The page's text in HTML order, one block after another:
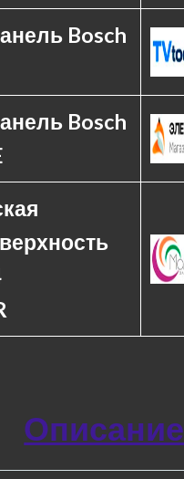
Bosch
Bosch
Описание